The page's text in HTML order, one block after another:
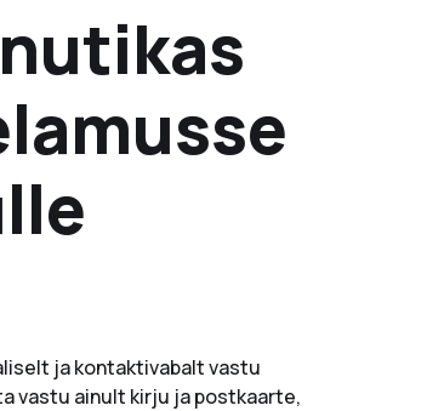
ja kontaktivabalt vastu
vastu ainult kirju ja postkaarte,